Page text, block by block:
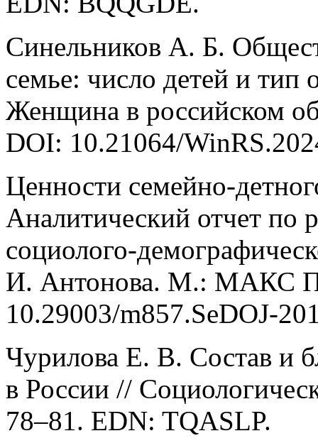
Синельников А. Б.
семье: число детей и
Женщина в российском
DOI: 10.21064/
Ценности семейно-
Аналитический отчет по
социолого-
И. Антонова. М.: МАКС
10.29003/
Чурилова Е. В. Состав и
в России //
78–81. EDN: TQASLP.